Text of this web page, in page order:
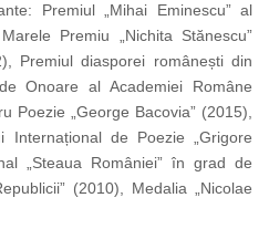
Premiul „Mihai Eminescu” al
Premiu „Nichita Stănescu”
Premiul diasporei românești din
Onoare al Academiei Române
Poezie „George Bacovia” (2015),
Internațional de Poezie „Grigore
„Steaua României” în grad de
(2010), Medalia „Nicolae